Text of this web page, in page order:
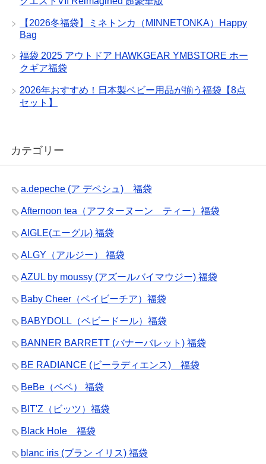
【2026冬福袋】ミネトンカ（MINNETONKA）Happy
Bag
福袋 2025 アウトドア HAWKGEAR YMBSTORE ホー
クギア福袋
2026年おすすめ！日本製ベビー用品が揃う福袋【8点
セット】
カテゴリー
a.depeche (ア デペシュ) 福袋
Afternoon tea（アフターヌーン ティー）福袋
AIGLE(エーグル) 福袋
ALGY（アルジー） 福袋
AZUL by moussy (アズールバイマウジー) 福袋
Baby Cheer（ベイビーチア）福袋
BABYDOLL（ベビードール）福袋
BANNER BARRETT (バナーバレット) 福袋
BE RADIANCE (ビーラディエンス) 福袋
BeBe（ベベ） 福袋
BIT'Z（ビッツ）福袋
Black Hole 福袋
blanc iris (ブラン イリス) 福袋